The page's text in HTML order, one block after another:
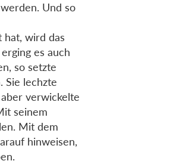
Und so
wird das
es auch
so setzte
Sie lechzte
verwickelte
seinem
Mit dem
hinweisen,